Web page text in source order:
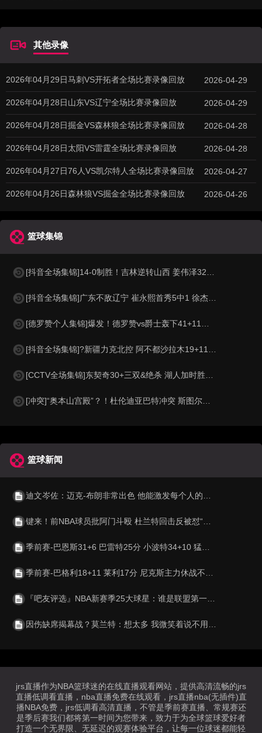
其他录像
2026年04月29日马刺VS开拓者全场比赛录像回放 2026-04-29
2026年04月28日山东VS辽宁全场比赛录像回放 2026-04-29
2026年04月28日掘金VS森林狼全场比赛录像回放 2026-04-28
2026年04月28日太阳VS雷霆全场比赛录像回放 2026-04-28
2026年04月27日76人VS凯尔特人全场比赛录像回放 2026-04-27
2026年04月26日森林狼VS掘金全场比赛录像回放 2026-04-26
篮球集锦
[抖音全场集锦]14-0制胜！吉林逆转山西 姜伟泽32+6 威尔逊27+21 迪亚洛24+6
[抖音全场集锦]广东不敌辽宁 崔永熙首秀5中1 徐杰5中0 付豪26+9 莫兰德21板
[德罗赞个人集锦]爆发！德罗赞vs爵士轰下41+11集锦
[抖音全场集锦]?新疆力克北控 阿不都沙拉木19+11+4 劳森17+6+5 里勒32分
[CCTV全场集锦]东契奇30+三双&绝杀 湖人加时胜掘金 约基奇三双 穆雷14中1
[冲突]“奥本山宫殿”？！杜伦迪亚巴特冲突 斯图尔特抱不平冲进场打架
篮球新闻
迪文岑佐：迈克-布朗非常出色 他能激发每个人的最大潜力
键来！前NBA球员批阿门斗殴 杜兰特回击反被怼“别又走另一条路”
季前赛-巴恩斯31+6 巴雷特25分 小波特34+10 猛龙险胜篮网
季前赛-巴格利18+11 莱利17分 尼克斯主力休战不敌奇才
『吧友评选』NBA新赛季25大球星：谁是联盟第一大前锋？
因伤缺席揭幕战？莫兰特：想太多 我微笑着说不用担心你就别担心
jrs直播作为NBA篮球迷的在线直播观看网站，提供高清流畅的jrs
直播低调看直播，nba直播免费在线观看，jrs直播nba(无插件)直
播NBA免费，jrs低调看高清直播，不管是季前赛直播、常规赛还
是季后赛我们都将第一时间为您带来，致力于为全球篮球爱好者
打造一个无界限、无延迟的观赛体验平台，让每一位球迷都能轻